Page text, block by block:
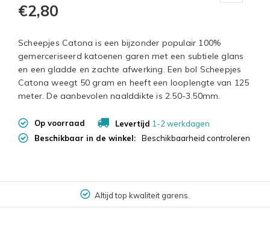
€2,80
Scheepjes Catona is een bijzonder populair 100%
gemerceriseerd katoenen garen met een subtiele glans
en een gladde en zachte afwerking. Een bol Scheepjes
Catona weegt 50 gram en heeft een looplengte van 125
meter. De aanbevolen naalddikte is 2.50-3.50mm.
Op voorraad Levertijd 1-2 werkdagen
Beschikbaar in de winkel:
Beschikbaarheid controleren
Altijd top kwaliteit garens.